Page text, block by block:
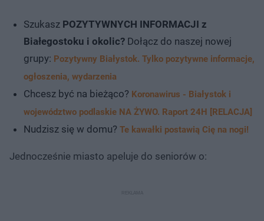
Szukasz POZYTYWNYCH INFORMACJI z
Białegostoku i okolic? Dołącz do naszej nowej
grupy: Pozytywny Białystok. Tylko pozytywne informacje,
ogłoszenia, wydarzenia
Chcesz być na bieżąco? Koronawirus - Białystok i
województwo podlaskie NA ŻYWO. Raport 24H [RELACJA]
Nudzisz się w domu? Te kawałki postawią Cię na nogi!
Jednocześnie miasto apeluje do seniorów o: